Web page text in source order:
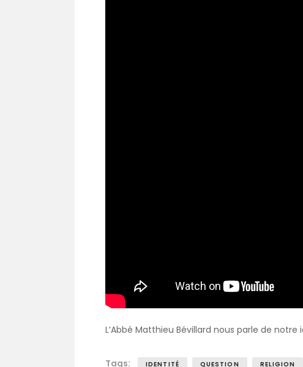
L’Abbé Matthieu Bévillard nous parle de
Tags: IDENTITÉ QUESTION RELIGION